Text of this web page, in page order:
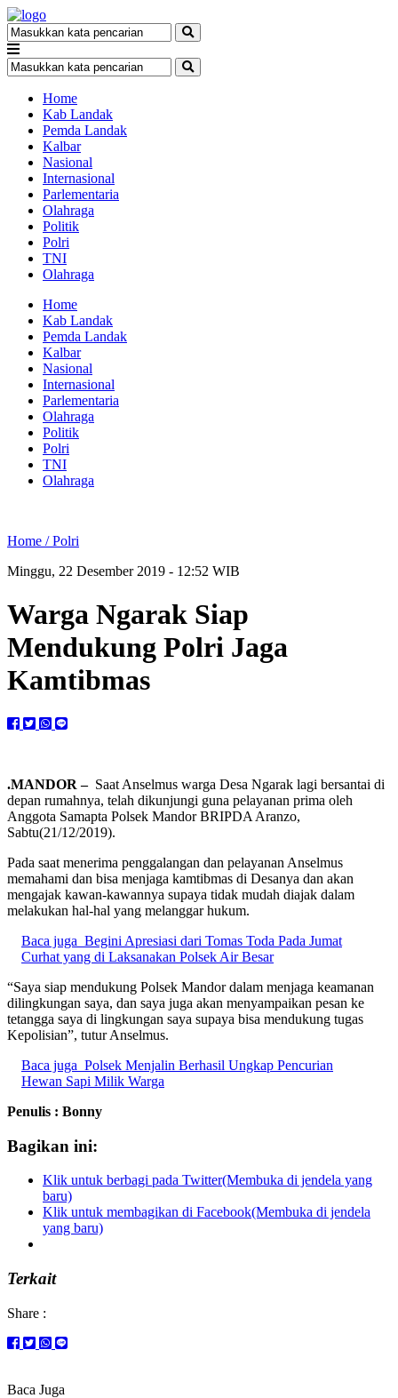
Home
Kab Landak
Pemda Landak
Kalbar
Nasional
Internasional
Parlementaria
Olahraga
Politik
Polri
TNI
Olahraga
Home
Kab Landak
Pemda Landak
Kalbar
Nasional
Internasional
Parlementaria
Olahraga
Politik
Polri
TNI
Olahraga
Home /Polri
Minggu, 22 Desember 2019 - 12:52 WIB
Warga Ngarak Siap
Mendukung Polri Jaga
Kamtibmas
.MANDOR – Saat Anselmus warga Desa Ngarak lagi bersantai di
depan rumahnya, telah dikunjungi guna pelayanan prima oleh
Anggota Samapta Polsek Mandor BRIPDA Aranzo,
Sabtu(21/12/2019).
Pada saat menerima penggalangan dan pelayanan Anselmus
memahami dan bisa menjaga kamtibmas di Desanya dan akan
mengajak kawan-kawannya supaya tidak mudah diajak dalam
melakukan hal-hal yang melanggar hukum.
Baca juga Begini Apresiasi dari Tomas Toda Pada Jumat
Curhat yang di Laksanakan Polsek Air Besar
“Saya siap mendukung Polsek Mandor dalam menjaga keamanan
dilingkungan saya, dan saya juga akan menyampaikan pesan ke
tetangga saya di lingkungan saya supaya bisa mendukung tugas
Kepolisian”, tutur Anselmus.
Baca juga Polsek Menjalin Berhasil Ungkap Pencurian
Hewan Sapi Milik Warga
Penulis : Bonny
Bagikan ini:
Klik untuk berbagi pada Twitter(Membuka di jendela yang
baru)
Klik untuk membagikan di Facebook(Membuka di jendela
yang baru)
Terkait
Share :
Baca Juga